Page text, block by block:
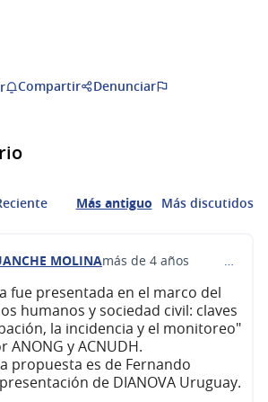
Compartir Denunciar
Más antiguo Más discutidos
MOLINAmás de 4 años
fue presentada en el marco del
humanos y sociedad civil: claves
la incidencia y el monitoreo"
ANONG y ACNUDH.
propuesta es de Fernando
de DIANOVA Uruguay.